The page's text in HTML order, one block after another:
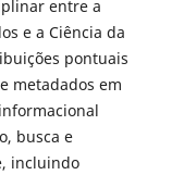
entre a
e a Ciência da
pontuais
metadados em
busca e
incluindo